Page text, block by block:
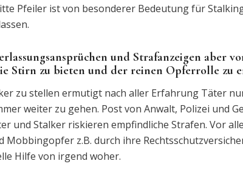
Pfeiler ist von besonderer Bedeutung für
und Strafanzeigen aber
Stirn zu bieten und der reinen Opferrolle zu
zu stellen ermutigt nach aller Erfahrung Täter
weiter zu gehen. Post von Anwalt, Polizei und
und Stalker riskieren empfindliche Strafen. Vor
Mobbingopfer z.B. durch ihre
Hilfe von irgend woher.